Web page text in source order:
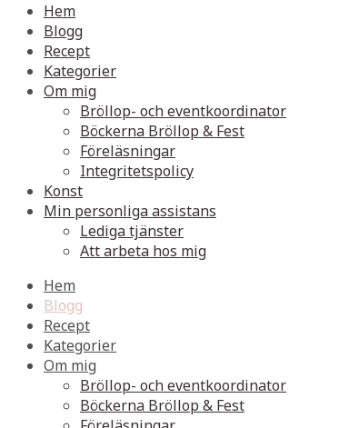
Hem
Blogg
Recept
Kategorier
Om mig
Bröllop- och eventkoordinator
Böckerna Bröllop & Fest
Föreläsningar
Integritetspolicy
Konst
Min personliga assistans
Lediga tjänster
Att arbeta hos mig
Hem
Blogg
Recept
Kategorier
Om mig
Bröllop- och eventkoordinator
Böckerna Bröllop & Fest